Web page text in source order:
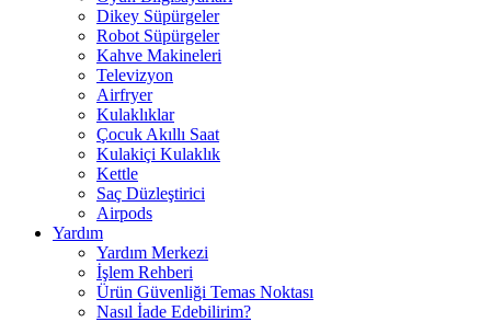
Dikey Süpürgeler
Robot Süpürgeler
Kahve Makineleri
Televizyon
Airfryer
Kulaklıklar
Çocuk Akıllı Saat
Kulakiçi Kulaklık
Kettle
Saç Düzleştirici
Airpods
Yardım
Yardım Merkezi
İşlem Rehberi
Ürün Güvenliği Temas Noktası
Nasıl İade Edebilirim?